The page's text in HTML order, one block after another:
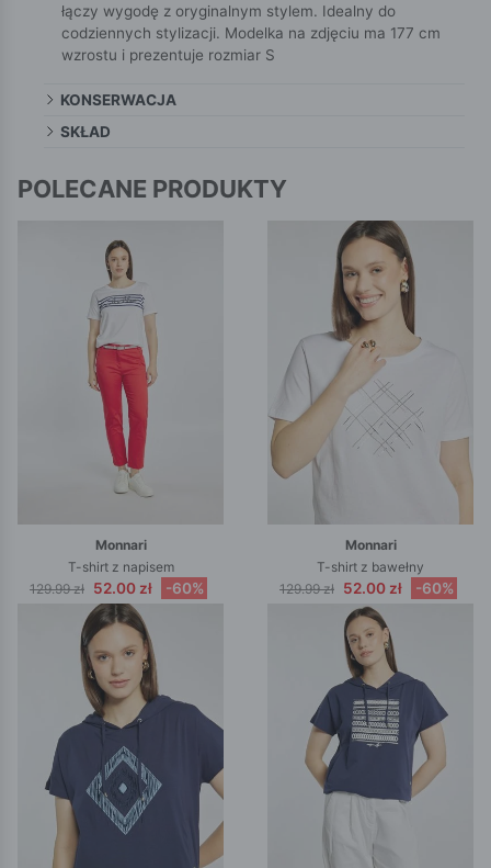
łączy wygodę z oryginalnym stylem. Idealny do
codziennych stylizacji. Modelka na zdjęciu ma 177 cm
wzrostu i prezentuje rozmiar S
KONSERWACJA
SKŁAD
POLECANE PRODUKTY
Monnari
T-shirt z napisem
129.99 zł 52.00 zł -60%
Monnari
T-shirt z bawełny
129.99 zł 52.00 zł -60%